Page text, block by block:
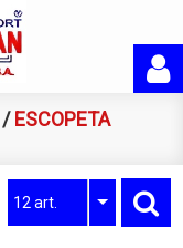
/ESCOPETA
12 art.